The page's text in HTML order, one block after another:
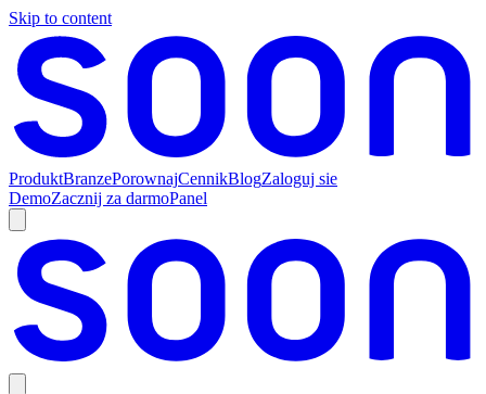
Skip to content
ProduktBranzePorownajCennikBlogZaloguj sie
DemoZacznij za darmoPanel